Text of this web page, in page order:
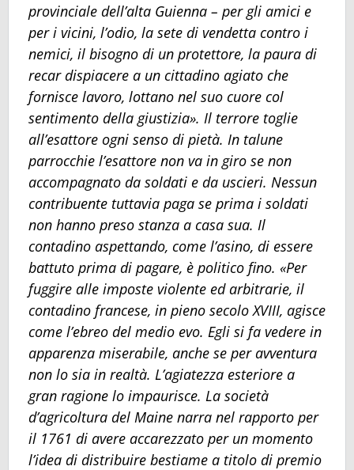
provinciale dell’alta Guienna – per gli amici e
per i vicini, l’odio, la sete di vendetta contro i
nemici, il bisogno di un protettore, la paura di
recar dispiacere a un cittadino agiato che
fornisce lavoro, lottano nel suo cuore col
sentimento della giustizia». Il terrore toglie
all’esattore ogni senso di pietà. In talune
parrocchie l’esattore non va in giro se non
accompagnato da soldati e da uscieri. Nessun
contribuente tuttavia paga se prima i soldati
non hanno preso stanza a casa sua. Il
contadino aspettando, come l’asino, di essere
battuto prima di pagare, è politico fino. «Per
fuggire alle imposte violente ed arbitrarie, il
contadino francese, in pieno secolo XVIII, agisce
come l’ebreo del medio evo. Egli si fa vedere in
apparenza miserabile, anche se per avventura
non lo sia in realtà. L’agiatezza esteriore a
gran ragione lo impaurisce. La società
d’agricoltura del Maine narra nel rapporto per
il 1761 di avere accarezzato per un momento
l’idea di distribuire bestiame a titolo di premio